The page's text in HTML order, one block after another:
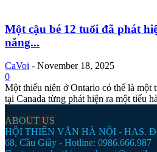
Một cậu bé 12 tuổi đã phát
năng...
CaVoi - November 18, 2025
0
Một thiếu niên ở Ontario có thể là một
tại Canada từng phát hiện ra một tiểu
ABOUT US
HỘI THIÊN VĂN HÀ NỘI - HAS.
68, Cầu Giầy - Hotline: 0986.666.987